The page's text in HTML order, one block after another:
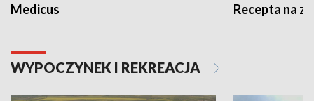
Medicus Recepta na
WYPOCZYNEK I REKREACJA